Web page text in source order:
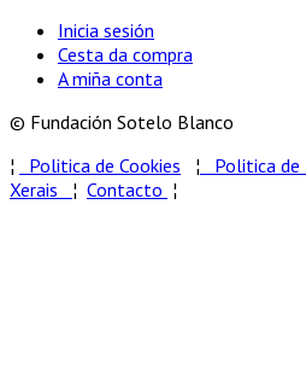
Inicia sesión
Cesta da compra
A miña conta
© Fundación Sotelo Blanco
¦
Politica de Cookies ¦ Politica de
Xerais
¦ Contacto ¦